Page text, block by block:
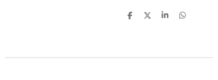
D
D
S
D